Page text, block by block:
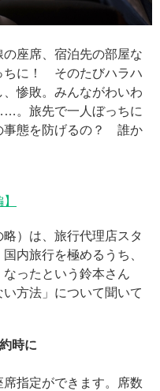
座席、宿泊先の部屋な
ちに！ そのたびハラハ
惨敗。みんながわいわ
。旅先で一人ぼっちに
事態を防げるの？ 誰か
）は、旅行代理店スタ
内旅行を極めるうち、
ったという鈴本さん
方法」について聞いて
時に
席指定ができます。席数